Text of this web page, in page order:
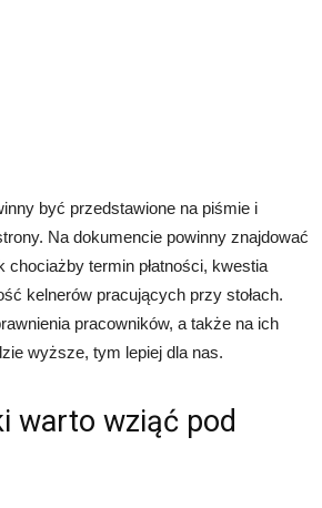
być przedstawione na piśmie i
Na dokumencie powinny znajdować
chociażby termin płatności, kwestia
kelnerów pracujących przy stołach.
pracowników, a także na ich
wyższe, tym lepiej dla nas.
warto wziąć pod